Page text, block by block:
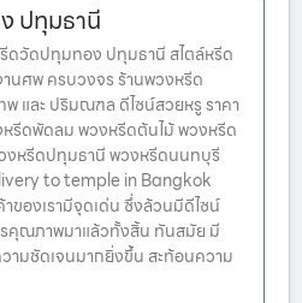
ปทุมธานี
วัดปทุมทอง ปทุมธานี สไตล์หรีด
นศพ ครบวงจร ร้านพวงหรีด
และ ปริมณฑล ดีไซน์สวยหรู ราคา
รีดพัดลม พวงหรีดต้นไม้ พวงหรีด
งหรีดปทุมธานี พวงหรีดนนทบุรี
to temple in Bangkok
ของเรามีจุดเด่น ซึ่งล้วนมีดีไซน์
รคุณภาพมาแล้วทั้งสิ้น ทันสมัย มี
ามชัดเจนมากยิ่งขึ้น สะท้อนความ